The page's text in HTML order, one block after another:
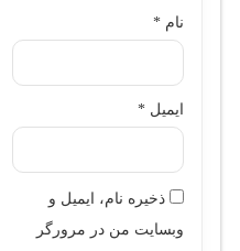
نام *
ایمیل *
ذخیره نام، ایمیل و
وبسایت من در مرورگر